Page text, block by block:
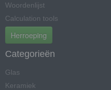
Woordenlijst
Calculation tools
Herroeping
Categorieën
Glas
Keramiek